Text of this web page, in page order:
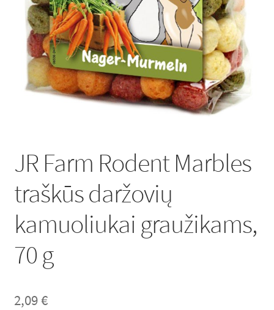
Lumas*LT Rekomenduoja
Krepšelis
Apmokėjimas
JR Farm Rodent Marbles
traškūs daržovių
kamuoliukai graužikams,
70 g
2,09€